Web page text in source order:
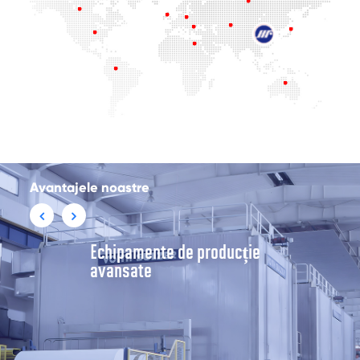
Avantajele noastre
Echipamente de producție
avansate